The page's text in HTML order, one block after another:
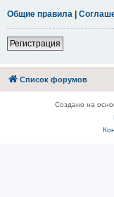
Общие правила |
Регистрация
Список форумов
Создано на